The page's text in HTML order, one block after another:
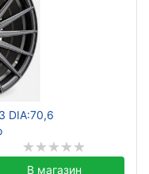
DIA:70,6
В магазин